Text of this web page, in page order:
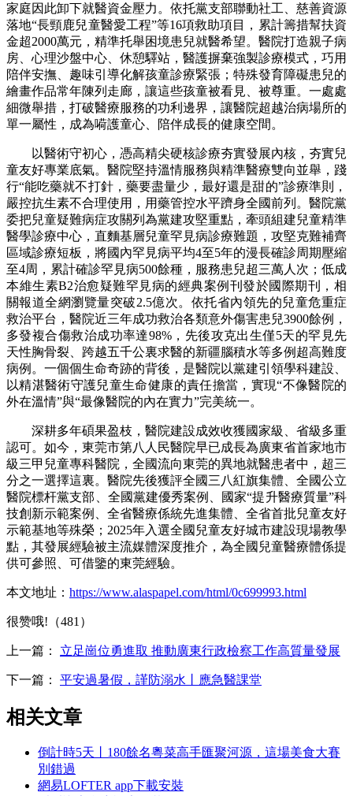
家庭因此卸下就醫資金壓力。依托黨支部聯動社工、慈善資源
落地“長頸鹿兒童醫愛工程”等16項救助項目，累計籌措幫扶資
金超2000萬元，精準托舉困境患兒就醫希望。醫院打造親子病
房、心理沙盤中心、休憩驛站，醫護摒棄強製診療模式，巧用
陪伴安撫、趣味引導化解孩童診療緊張；特殊發育障礙患兒的
繪畫作品常年陳列走廊，讓這些孩童被看見、被尊重。一處處
細微舉措，打破醫療服務的功利邊界，讓醫院超越治病場所的
單一屬性，成為嗬護童心、陪伴成長的健康空間。
以醫術守初心，憑高精尖硬核診療夯實發展內核，夯實兒
童友好專業底氣。醫院堅持溫情服務與精準醫療雙向並舉，踐
行“能吃藥就不打針，藥要盡量少，最好還是甜的”診療準則，
嚴控抗生素不合理使用，用藥管控水平躋身全國前列。醫院黨
委把兒童疑難病症攻關列為黨建攻堅重點，牽頭組建兒童精準
醫學診療中心，直麵基層兒童罕見病診療難題，攻堅克難補齊
區域診療短板，將國內罕見病平均4至5年的漫長確診周期壓縮
至4周，累計確診罕見病500餘種，服務患兒超三萬人次；低成
本維生素B2治愈疑難罕見病的經典案例刊發於國際期刊，相
關報道全網瀏覽量突破2.5億次。依托省內領先的兒童危重症
救治平台，醫院近三年成功救治各類意外傷害患兒3900餘例，
多發複合傷救治成功率達98%，先後攻克出生僅5天的罕見先
天性胸骨裂、跨越五千公裏求醫的新疆腦積水等多例超高難度
病例。一個個生命奇跡的背後，是醫院以黨建引領學科建設、
以精湛醫術守護兒童生命健康的責任擔當，實現“不像醫院的
外在溫情”與“最像醫院的內在實力”完美統一。
深耕多年碩果盈枝，醫院建設成效收獲國家級、省級多重
認可。如今，東莞市第八人民醫院早已成長為廣東省首家地市
級三甲兒童專科醫院，全國流向東莞的異地就醫患者中，超三
分之一選擇這裏。醫院先後獲評全國三八紅旗集體、全國公立
醫院標杆黨支部、全國黨建優秀案例、國家“提升醫療質量”科
技創新示範案例、全省醫療係統先進集體、全省首批兒童友好
示範基地等殊榮；2025年入選全國兒童友好城市建設現場教學
點，其發展經驗被主流媒體深度推介，為全國兒童醫療體係提
供可參照、可借鑒的東莞經驗。
本文地址： https://www.alaspapel.com/html/0c699993.html
很赞哦!（481）
上一篇： 立足崗位勇進取 推動廣東行政檢察工作高質量發展
下一篇： 平安過暑假，謹防溺水丨應急醫課堂
相关文章
倒計時5天丨180餘名粵菜高手匯聚河源，這場美食大賽
別錯過
網易LOFTER app下載安裝